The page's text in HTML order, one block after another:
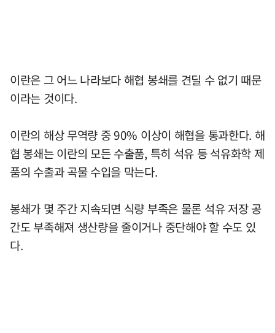
이란은 그 어느 나라보다 해협 봉쇄를 견딜 수 없기 때문
이라는 것이다.
이란의 해상 무역량 중 90% 이상이 해협을 통과한다. 해
협 봉쇄는 이란의 모든 수출품, 특히 석유 등 석유화학 제
품의 수출과 곡물 수입을 막는다.
봉쇄가 몇 주간 지속되면 식량 부족은 물론 석유 저장 공
간도 부족해져 생산량을 줄이거나 중단해야 할 수도 있
다.